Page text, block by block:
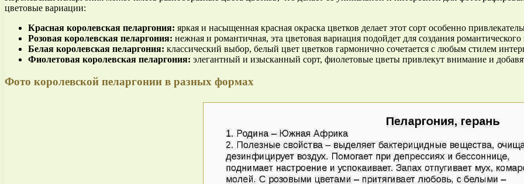
цветовые вариации:
Красная королевская пеларгония: яркая и насыщенная красная окраска цветков делает этот сорт особенно
Розовая королевская пеларгония: нежная и романтичная, эта цветовая вариация подойдет для создания романтического
Белая королевская пеларгония: классический выбор, белый цвет цветков гармонично сочетается с любым стилем
Фиолетовая королевская пеларгония: элегантный и изысканный сорт, фиолетовые цветы привлекут внимание и
Фото королевской пеларгонии в разных формах